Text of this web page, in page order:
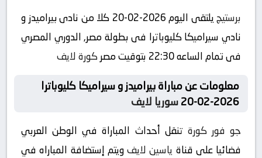
برستيج
يلتقى اليوم 2026-02-20 كلا من نادى بيراميدز و
نادي سيراميكا كليوباترا فى بطولة مصر, الدوري المصري
فى تمام الساعه 22:30 بتوقيت مصر
كورة لايف
معلومات عن مباراة بيراميدز و سيراميكا كليوباترا
2026-02-20
سوريا لايف
جو فور كورة تنقل أحداث المباراة في الوطن العربي
فضائيا على قناة ياسين لايفويتم إستضافة المباراه في